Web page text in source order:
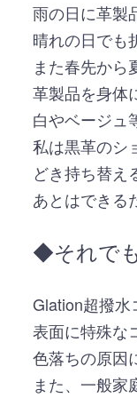
雨の日に革製
晴れの日でも
また春先から
革製品を身体
白やベージュ
私は黒革のシ
どき持ち替え
あとはできる
◆それで
Glation超撥水
表面に特殊な
色落ちの原因
また、一般家